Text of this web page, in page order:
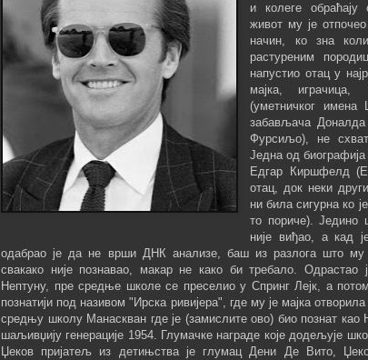
и колеге
живот му је
начин, ко зна
растуреним
напустио отац у
мајка,
(уметничког
забављача
Фурсиљо), не
Једна од
Едгар Киршфелд
отац, док неки
ни била сигурна ко
то пориче). Једино
није виђао, а кад
одабрао је да не врши ДНК анализе, баш из разлога што му
свакако није познавао, макар не како би требало. Одрастао
Нептуну, пре средње школе се преселио у Спринг Лејк, а
познатији под називом "Ирска ривијера", где му је мајка
средњу школу Манаскван где је (замислите ово) био познат као
шаљивџију генерације 1954. Глумачке награде које додељује
Џеков пријатељ из детињства је глумац Дени Де Вито,